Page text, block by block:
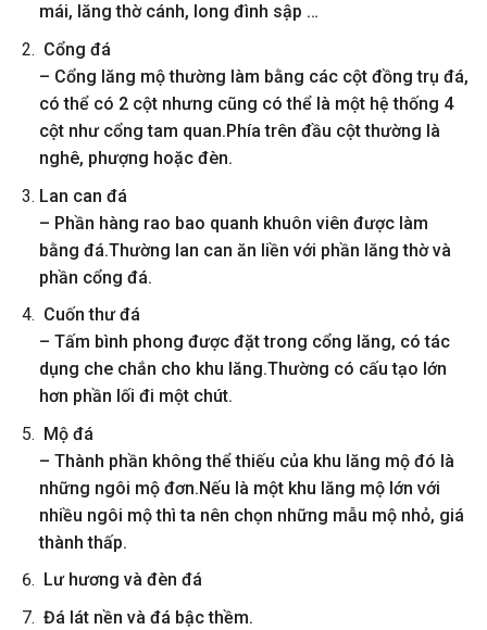
mái, lăng thờ cánh, long đình sập …
Cổng đá
– Cổng lăng mộ thường làm bằng các cột đồng trụ đá,
có thể có 2 cột nhưng cũng có thể là một hệ thống 4
cột như cổng tam quan.Phía trên đầu cột thường là
nghê, phượng hoặc đèn.
Lan can đá
– Phần hàng rao bao quanh khuôn viên được làm
bằng đá.Thường lan can ăn liền với phần lăng thờ và
phần cổng đá.
Cuốn thư đá
– Tấm bình phong được đặt trong cổng lăng, có tác
dụng che chắn cho khu lăng.Thường có cấu tạo lớn
hơn phần lối đi một chút.
Mộ đá
– Thành phần không thể thiếu của khu lăng mộ đó là
những ngôi mộ đơn.Nếu là một khu lăng mộ lớn với
nhiều ngôi mộ thì ta nên chọn những mẫu mộ nhỏ, giá
thành thấp.
Lư hương và đèn đá
Đá lát nền và đá bậc thềm.